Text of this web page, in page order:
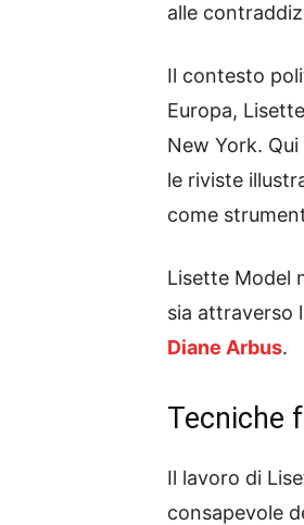
alle
Il contesto
Europa,
New York.
le riviste
come
Lisette Model
sia attraverso
Diane Arbus.
Tecniche
Il lavoro di
consapevole